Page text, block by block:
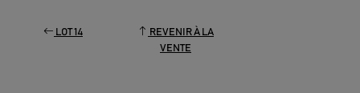
LOT 14
REVENIR À LA
VENTE